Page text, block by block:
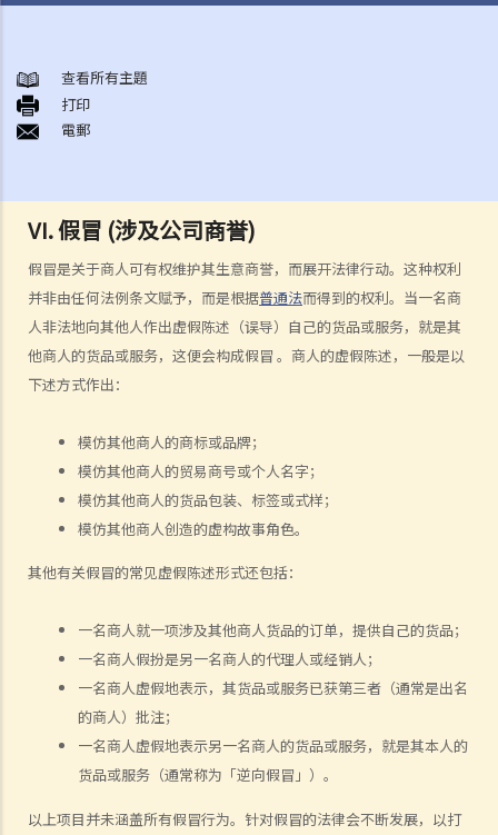
VI. 假冒 (涉及公司商誉)
假冒是关于商人可有权维护其生意商誉，而展开法律行动。这种权利
并非由任何法例条文赋予，而是根据普通法而得到的权利。当一名商
人非法地向其他人作出虚假陈述（误导）自己的货品或服务，就是其
他商人的货品或服务，这便会构成假冒 。商人的虚假陈述，一般是以
下述方式作出：
模仿其他商人的商标或品牌；
模仿其他商人的贸易商号或个人名字；
模仿其他商人的货品包装、标签或式样；
模仿其他商人创造的虚构故事角色。
其他有关假冒的常见虚假陈述形式还包括：
一名商人就一项涉及其他商人货品的订单，提供自己的货品；
一名商人假扮是另一名商人的代理人或经销人；
一名商人虚假地表示，其货品或服务已获第三者（通常是出名
的商人）批注；
一名商人虚假地表示另一名商人的货品或服务，就是其本人的
货品或服务（通常称为「逆向假冒」）。
以上项目并未涵盖所有假冒行为。针对假冒的法律会不断发展，以打
一般事项
1. 我怎样可以取得版权？
2. 版权的有效期可持续多久？
告示吗？
4. 我怎样可以找出作品的版权拥有人？
5. 我怎样可以取得许可，去使用版权作品？
6. 有没有作品可供我自由使用，而毋须事先向版权拥有人或有关负责人
取得许可？
7. 承接问题6，由政府出版之物品是否在公共领域之内？
8. 我的作品版权在其他国家有效吗？
10. 版权拥有人可否转让其作品的版权予他人？
11. 版权转让和版权特许，有甚么分别？
12. 就版权法而言，甚么是精神权利？
13. 表演者可就他们的演出享有版权吗？
版权的拥有权
15. 一名自由身的电脑程式员，撰写了一个电脑程式，用以记录我公司
的存货。我已向他支付全数酬劳，但我们从没有讨论过程式的版权属于
谁。那么我是该电脑程式的版权拥有人吗？如果不是，我可以就这个程
式享有甚么权利？
16. 我和另外两名作者一起撰写了一本书，这本书共有十二个分章，而
我们每人各自写了四个分章。这本书的版权将如何分配？
17. 我与另外两名作者一起写了一本书，但我们之间没有一个是任何一
查看所有主題
打印
電郵